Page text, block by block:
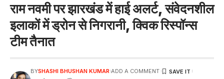
राम नवमी पर झारखंड में हाई अलर्ट, संवेदनशील
इलाकों में ड्रोन से निगरानी, क्विक रिस्पॉन्स
टीम तैनात
BYSHASHI BHUSHAN KUMAR ADD A COMMENT